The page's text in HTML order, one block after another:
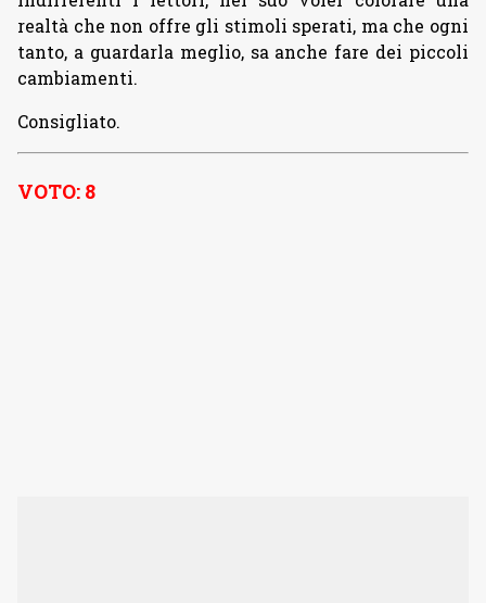
realtà che non offre gli stimoli sperati, ma che ogni
tanto, a guardarla meglio, sa anche fare dei piccoli
cambiamenti.
Consigliato.
VOTO: 8